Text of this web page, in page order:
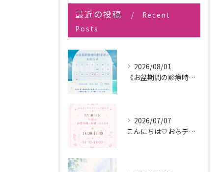
最近の投稿
Recent
Posts
2026/08/01
《お盆期間の診療時間変更のお知らせ》
2026/07/07
こんにちは🤍おちデンタルクリニック長久手です🪥